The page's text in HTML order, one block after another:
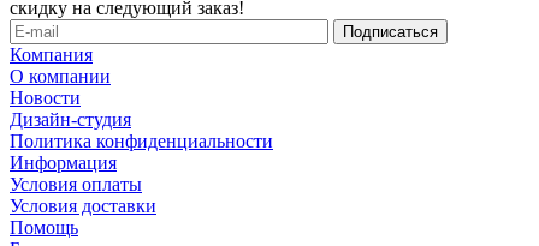
скидку на следующий заказ!
Компания
О компании
Новости
Дизайн-студия
Политика конфиденциальности
Информация
Условия оплаты
Условия доставки
Помощь